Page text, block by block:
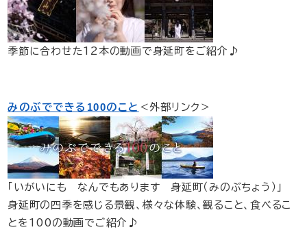
​季節に合わせた12本の動画で身延町をご紹介♪
みのぶでできる100のこと ＜外部リンク＞
​「いがいにも なんでもあります 身延町（みのぶちょう）」
身延町の四季を感じる景観、様々な体験、観ること、食べるこ
とを100の動画でご紹介♪